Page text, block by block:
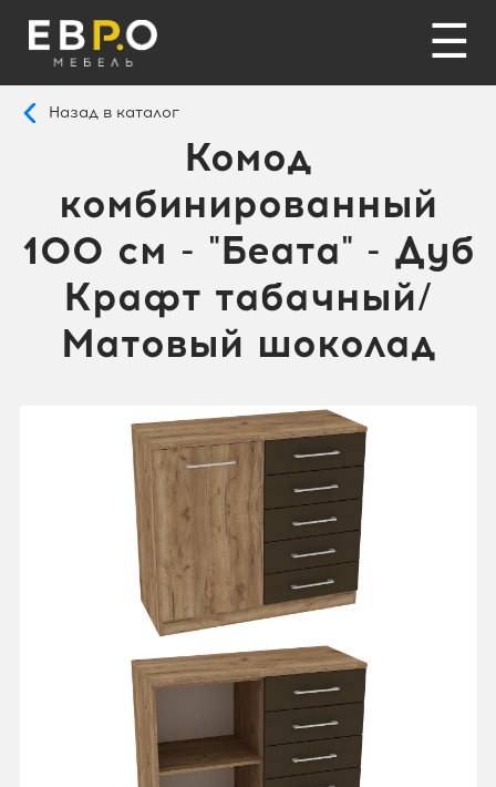
☰
Назад в каталог
Комод
комбинированный
100 см - "Беата" - Дуб
Крафт табачный/
Матовый шоколад